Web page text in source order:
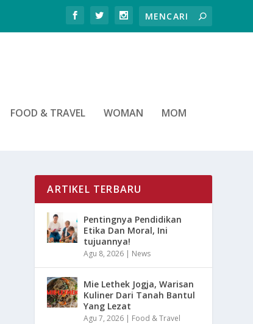
FOOD & TRAVEL WOMAN MOM
ARTIKEL TERBARU
Pentingnya Pendidikan
Etika Dan Moral, Ini
tujuannya!
Agu 8, 2026 | News
Mie Lethek Jogja, Warisan
Kuliner Dari Tanah Bantul
Yang Lezat
Agu 7, 2026 | Food & Travel